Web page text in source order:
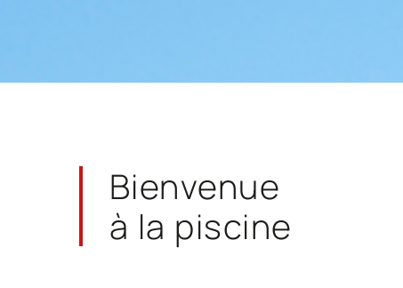
Bienvenue
à la piscine